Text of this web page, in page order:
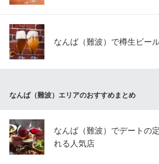
なんば（難波）で樽生ビー
なんば（難波）エリアのおすすめまとめ
なんば（難波）でデートの
れる人気店